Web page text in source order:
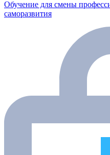
Обучение для смены
саморазвития